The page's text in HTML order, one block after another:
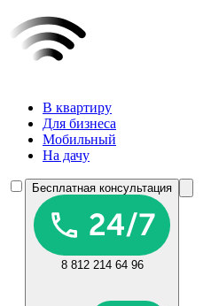
В квартиру
Для бизнеса
Мобильный
На дачу
Бесплатная консультация
8 812 214 64 96